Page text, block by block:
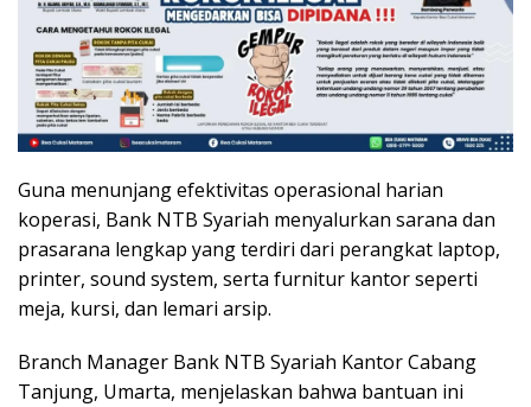
Guna menunjang efektivitas operasional harian
koperasi, Bank NTB Syariah menyalurkan sarana dan
prasarana lengkap yang terdiri dari perangkat laptop,
printer, sound system, serta furnitur kantor seperti
meja, kursi, dan lemari arsip.
Branch Manager Bank NTB Syariah Kantor Cabang
Tanjung, Umarta, menjelaskan bahwa bantuan ini